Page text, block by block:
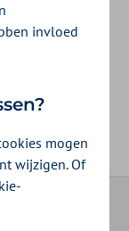
invloed
mogen
wijzigen. Of